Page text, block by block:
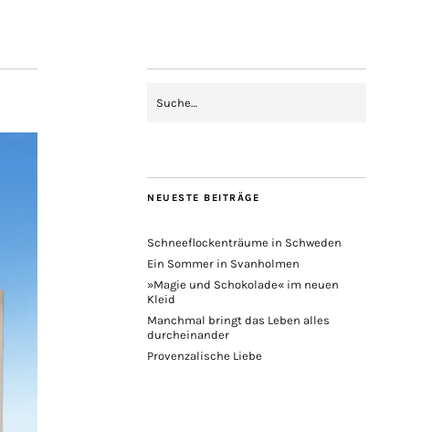
NEUESTE BEITRÄGE
Schneeflockenträume in Schweden
Ein Sommer in Svanholmen
»Magie und Schokolade« im neuen
Kleid
Manchmal bringt das Leben alles
durcheinander
Provenzalische Liebe